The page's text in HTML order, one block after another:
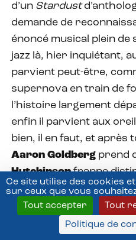
Ce site utilise des cookies
sur ceux que vous
Tout accepter
Tout
Politique de
d’un Stardust
demande de
énoncé musical plein de
jazz là, hier inquiétant,
parvient peut-être,
supernova en train de
l’histoire largement
enfin il parvient aux
bien, il en faut, et après
Aaron Goldberg prend
Hutchinsonfrappe
Rogers se glisse dans